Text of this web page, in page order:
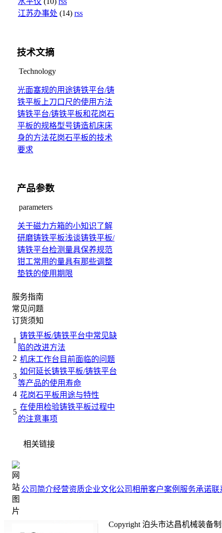
江苏办事处 (14) rss
技术文摘
Technology
光面塞规的用途铸铁平台/铸
铁平板上刀口尺的使用方法
铸铁平台/铸铁平板和花岗石
平板的规格型号铸造机床床
身的方法花岗石平板的技术
要求
产品参数
parameters
关于磁力方箱的小知识了解
研磨铸铁平板浅谈铸铁平板/
铸铁平台检测量具保养规范
钳工常用的量具有那些调整
垫铁的使用期限
服务指南
常见问题
订货须知
1
铸铁平板/铸铁平台中常见缺
陷的改进方法
2 机床工作台目前面临的问题
3
如何延长铸铁平板/铸铁平台
等产品的使用寿命
4 花岗石平板用途与特性
5
在使用检验铸铁平板过程中
的注意事项
相关链接
公司简介经营资质企业文化公司相册客户案例 服务承诺联
Copyright 泊头市达昌机械装备